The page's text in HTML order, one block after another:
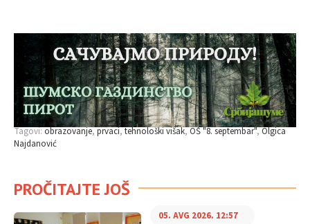
Tagovi:obrazovanje prvaci tehnološki višak OŠ "8. septembar" Olgica
Najdanović
PROČITAJTE JOŠ
05. AVG 2026. 12:57